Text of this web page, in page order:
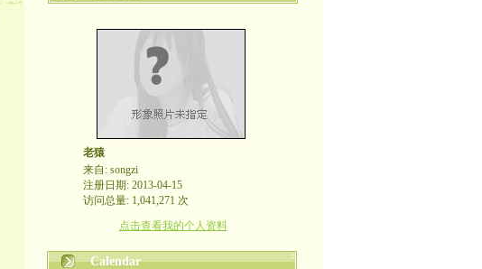
老猿
来自: songzi
注册日期: 2013-04-15
访问总量: 1,041,271 次
点击查看我的个人资料
Calendar